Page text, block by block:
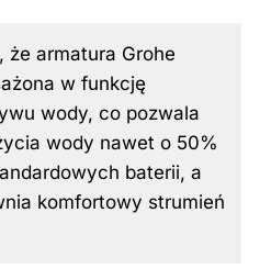
że armatura Grohe
w funkcję
wody, co pozwala
wody nawet o 50%
baterii, a
komfortowy strumień